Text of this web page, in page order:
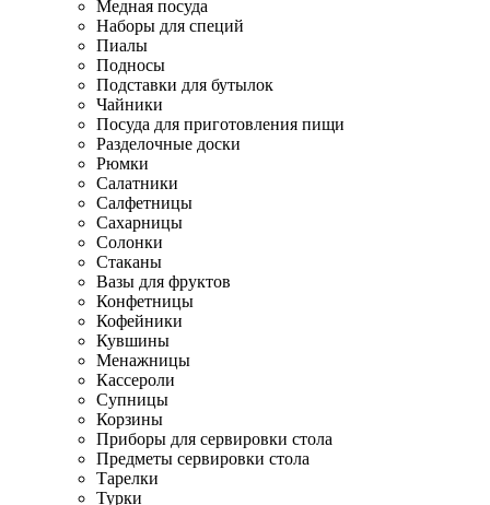
Медная посуда
Наборы для специй
Пиалы
Подносы
Подставки для бутылок
Чайники
Посуда для приготовления пищи
Разделочные доски
Рюмки
Салатники
Салфетницы
Сахарницы
Солонки
Стаканы
Вазы для фруктов
Конфетницы
Кофейники
Кувшины
Менажницы
Кассероли
Супницы
Корзины
Приборы для сервировки стола
Предметы сервировки стола
Тарелки
Турки